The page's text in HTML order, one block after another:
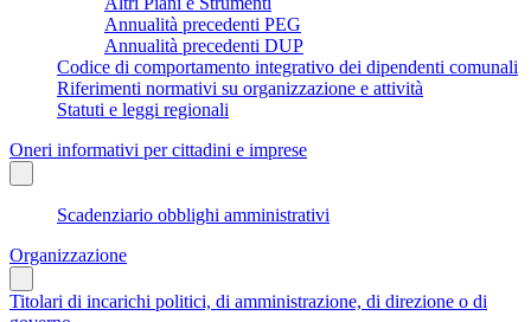
Annualità precedenti PEG
Annualità precedenti DUP
Codice di comportamento integrativo dei dipendenti comunali
Riferimenti normativi su organizzazione e attività
Statuti e leggi regionali
Oneri informativi per cittadini e imprese
Scadenziario obblighi amministrativi
Organizzazione
Titolari di incarichi politici, di amministrazione, di direzione o di